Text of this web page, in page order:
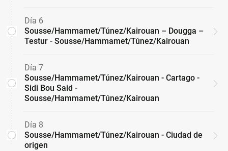
Día 6
Sousse/Hammamet/Túnez/Kairouan – Dougga –
Testur - Sousse/Hammamet/Túnez/Kairouan
Día 7
Sousse/Hammamet/Túnez/Kairouan - Cartago -
Sidi Bou Said -
Sousse/Hammamet/Túnez/Kairouan
Día 8
Sousse/Hammamet/Túnez/Kairouan - Ciudad de
origen